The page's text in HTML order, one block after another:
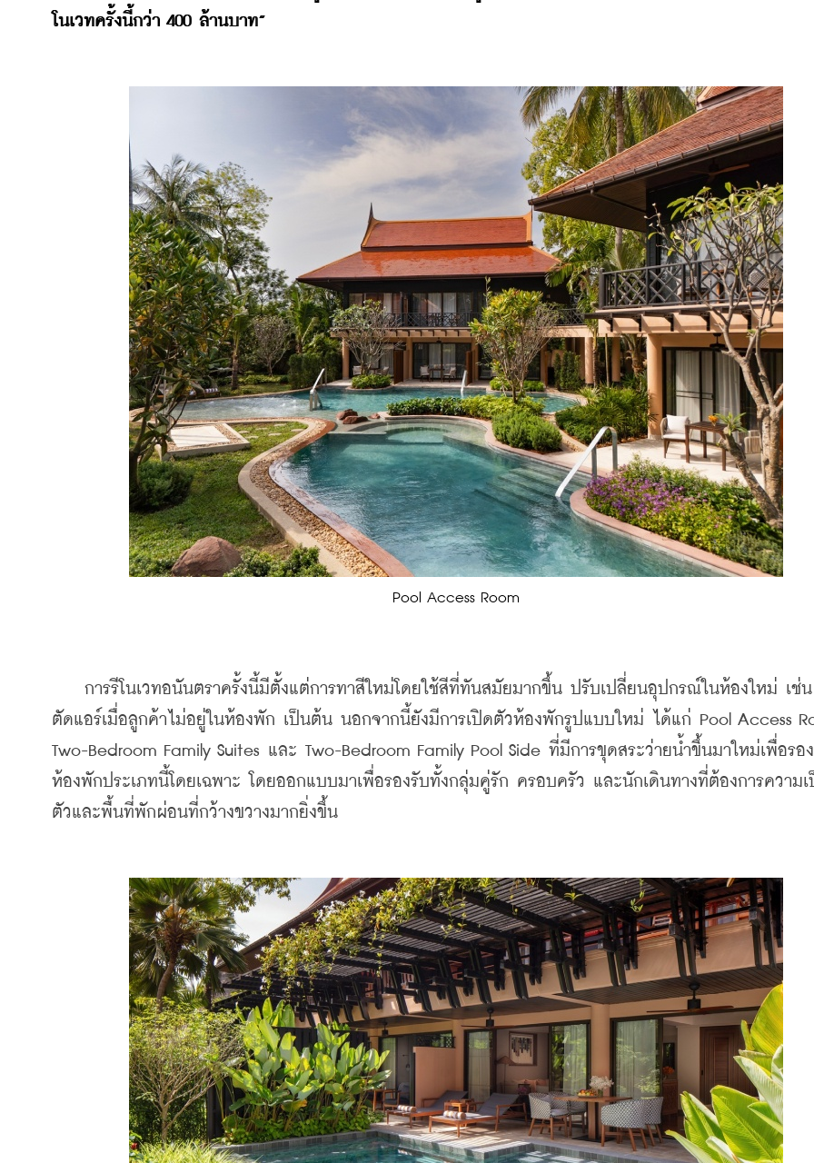
โนเวทครั้งนี้กว่า 400 ล้านบาท”
Pool Access Room
การรีโนเวทอนันตราครั้งนี้มีตั้งแต่การทาสีใหม่โดยใช้สีที่ทันสมัยมากขึ้น ปรับเปลี่ยนอุปกรณ์ในห้องใหม่ เช่
ตัดแอร์เมื่อลูกค้าไม่อยู่ในห้องพัก เป็นต้น นอกจากนี้ยังมีการเปิดตัวห้องพักรูปแบบใหม่ ได้แก่ Pool Access
Two-Bedroom Family Suites และ Two-Bedroom Family Pool Side ที่มีการขุดสระว่ายน้ำขึ้นมาใหม่เพื่อรอ
ห้องพักประเภทนี้โดยเฉพาะ โดยออกแบบมาเพื่อรองรับทั้งกลุ่มคู่รัก ครอบครัว และนักเดินทางที่ต้องการความ
ตัวและพื้นที่พักผ่อนที่กว้างขวางมากยิ่งขึ้น